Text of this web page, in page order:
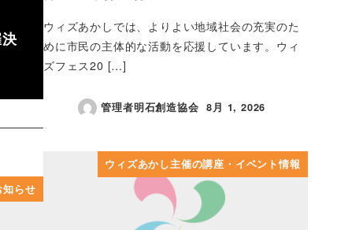
知らせ
ウィズあかしでは、よりよい地域社会の充実のた
めに市民の主体的な活動を応援しています。ウィ
ズフェス20 […]
管理者明石創造協会
投稿日
8月 1, 2026
ウィズあかし主催の講座・イベント情報